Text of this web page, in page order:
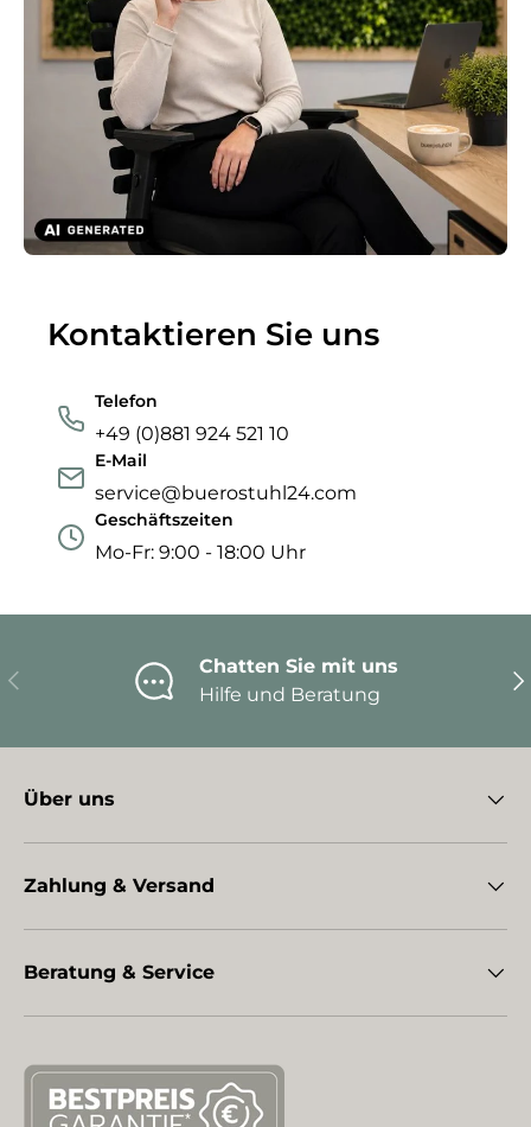
Kontaktieren Sie uns
Telefon
+49 (0)881 924 521 10
E-Mail
service@buerostuhl24.com
Geschäftszeiten
Mo-Fr: 9:00 - 18:00 Uhr
Vorherige
Chatten Sie mit uns
Hilfe und Beratung
Über uns
Zahlung & Versand
Beratung & Service